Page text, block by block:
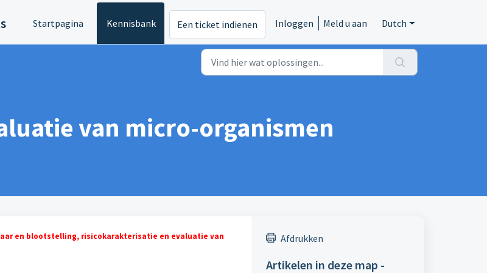
Startpagina Kennisbank Een ticket indienen Inloggen Meld u aan Dutch
van micro-organismen
en blootstelling, risicokarakterisatie en evaluatie van
Afdrukken
Artikelen in deze map -